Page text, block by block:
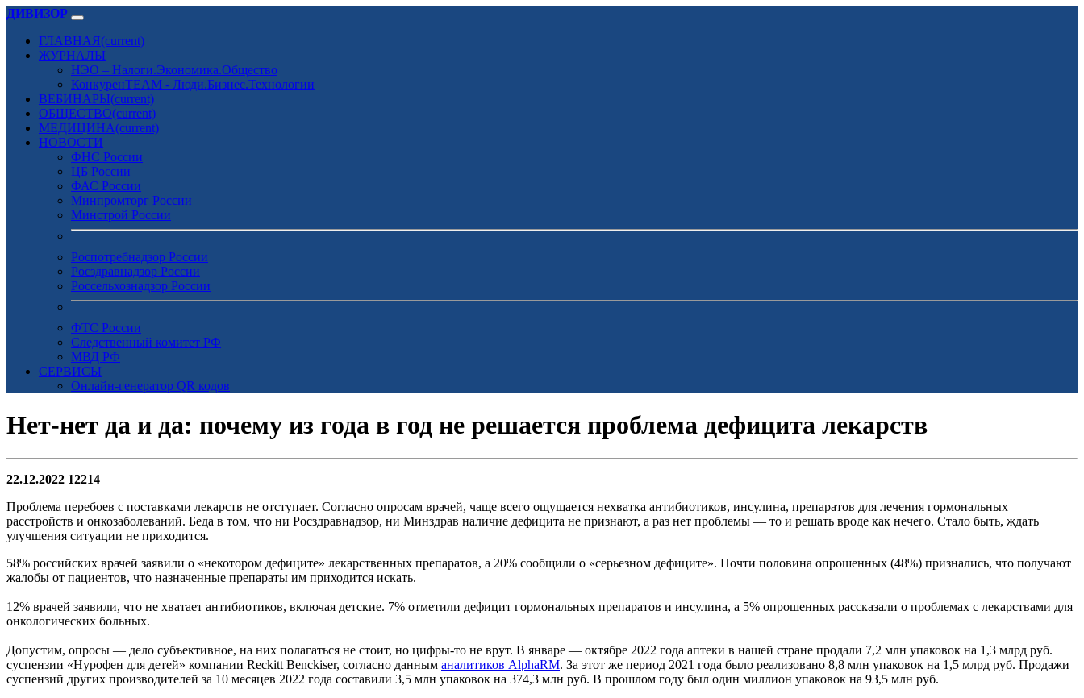
ДИВИЗОР
ГЛАВНАЯ(current)
ЖУРНАЛЫ
НЭО – Налоги.Экономика.Общество
КонкуренTEAM - Люди.Бизнес.Технологии
ВЕБИНАРЫ(current)
ОБЩЕСТВО(current)
МЕДИЦИНА(current)
НОВОСТИ
ФНС России
ЦБ России
ФАС России
Минпромторг России
Минстрой России
Роспотребнадзор России
Росздравнадзор России
Россельхознадзор России
ФТС России
Следственный комитет РФ
МВД РФ
СЕРВИСЫ
Онлайн-генератор QR кодов
Нет-нет да и да: почему из года в год не решается проблема дефицита лекарств
22.12.2022 12214
Проблема перебоев с поставками лекарств не отступает. Согласно опросам врачей, чаще всего ощущается нехватка антибиотиков, инсулина, препаратов для лечения гормональных
расстройств и онкозаболеваний. Беда в том, что ни Росздравнадзор, ни Минздрав наличие дефицита не признают, а раз нет проблемы — то и решать вроде как нечего. Стало быть, ждать
улучшения ситуации не приходится.
58% российских врачей заявили о «некотором дефиците» лекарственных препаратов, а 20% сообщили о «серьезном дефиците». Почти половина опрошенных (48%) признались, что получают
жалобы от пациентов, что назначенные препараты им приходится искать.
12% врачей заявили, что не хватает антибиотиков, включая детские. 7% отметили дефицит гормональных препаратов и инсулина, а 5% опрошенных рассказали о проблемах с лекарствами для
онкологических больных.
Допустим, опросы — дело субъективное, на них полагаться не стоит, но цифры-то не врут. В январе — октябре 2022 года аптеки в нашей стране продали 7,2 млн упаковок на 1,3 млрд руб.
суспензии «Нурофен для детей» компании Reckitt Benckiser, согласно данным аналитиков AlphaRM. За этот же период 2021 года было реализовано 8,8 млн упаковок на 1,5 млрд руб. Продажи
суспензий других производителей за 10 месяцев 2022 года составили 3,5 млн упаковок на 374,3 млн руб. В прошлом году был один миллион упаковок на 93,5 млн руб.